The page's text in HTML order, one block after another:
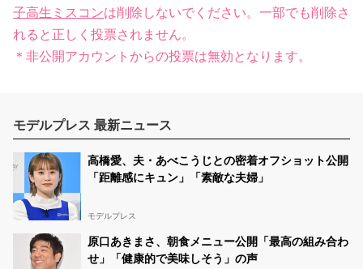
子高生ミスコンは削除しないでください。一部でも削除さ
れると正しく投票されません。
＊非公開アカウントからの投票は無効となります。
モデルプレス 最新ニュース
高橋愛、夫・あべこうじとの密着オフショット公開
「距離感にキュン」「素敵な夫婦」
モデルプレス
原口あきまさ、朝食メニュー公開「最高の組み合わ
せ」「健康的で美味しそう」の声